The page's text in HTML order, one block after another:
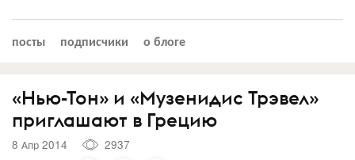
посты подписчики о блоге
«Нью-Тон» и «Музенидис Трэвел»
приглашают в Грецию
8 Апр 2014
2937